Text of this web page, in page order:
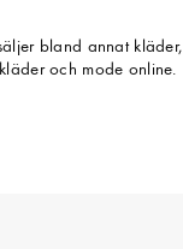
bland annat kläder,
och mode online.